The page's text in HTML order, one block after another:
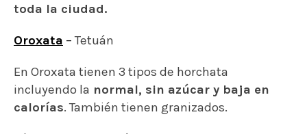
toda la ciudad.
Oroxata –Tetuán
En Oroxata tienen 3 tipos de horchata
incluyendo la normal, sin azúcar y baja en
calorías. También tienen granizados.